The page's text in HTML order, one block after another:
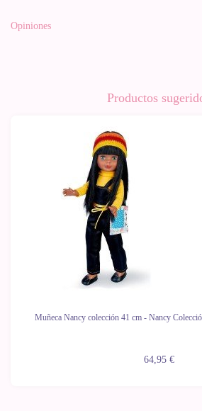
Opiniones
Productos
Muñeca Nancy colección 41 cm - Nancy
64,95 €